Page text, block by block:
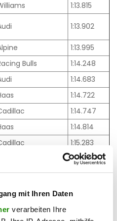
mit Ihren Daten
verarbeiten Ihre
1:13.815
1:13.902
1:13.995
Bulls
1:14.248
1:14.683
1:14.722
1:14.747
1:14.814
1:15.283
1:15.349
Martin 1:16.061
angesichts dieser
pure Brisanz. Kann der